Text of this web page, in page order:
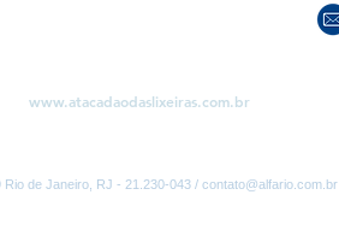
www.atacadaodaslixeiras.com.br
de Janeiro, RJ - 21.230-043 / contato@alfario.com.br